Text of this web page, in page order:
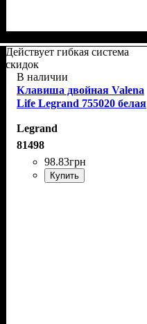
Действует гибкая система
скидок
В наличии
Клавиша двойная Valena
Life Legrand 755020 белая
Legrand
81498
98.83грн
Купить